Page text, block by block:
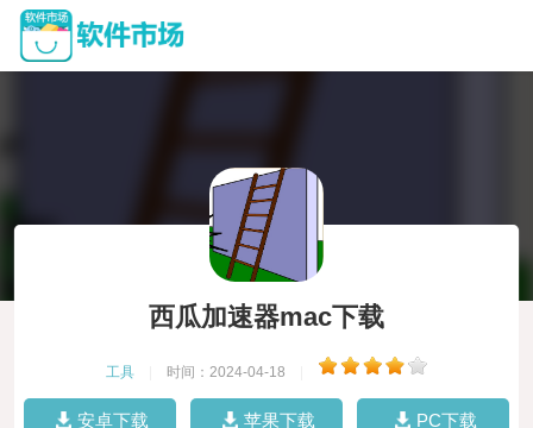
西瓜加速器mac下载
工具 时间：2024-04-18
安卓下载 苹果下载 PC下载